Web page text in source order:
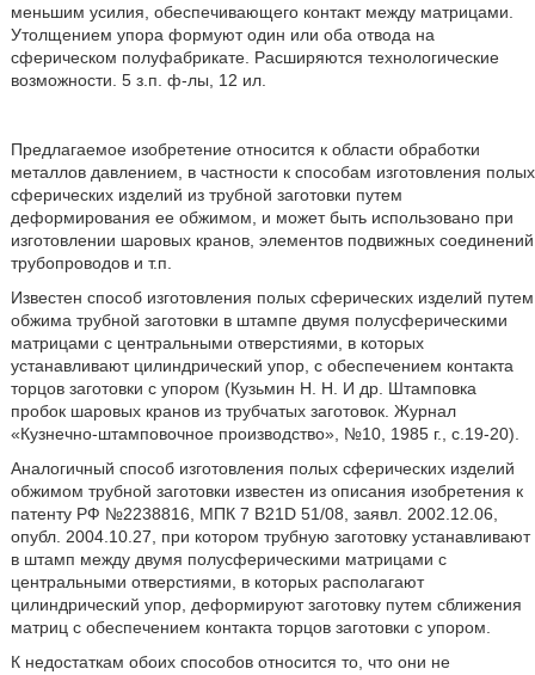
меньшим усилия, обеспечивающего контакт между матрицами.
Утолщением упора формуют один или оба отвода на
сферическом полуфабрикате. Расширяются технологические
возможности. 5 з.п. ф-лы, 12 ил.
Предлагаемое изобретение относится к области обработки
металлов давлением, в частности к способам изготовления полых
сферических изделий из трубной заготовки путем
деформирования ее обжимом, и может быть использовано при
изготовлении шаровых кранов, элементов подвижных соединений
трубопроводов и т.п.
Известен способ изготовления полых сферических изделий путем
обжима трубной заготовки в штампе двумя полусферическими
матрицами с центральными отверстиями, в которых
устанавливают цилиндрический упор, с обеспечением контакта
торцов заготовки с упором (Кузьмин Н. Н. И др. Штамповка
пробок шаровых кранов из трубчатых заготовок. Журнал
«Кузнечно-штамповочное производство», №10, 1985 г., с.19-20).
Аналогичный способ изготовления полых сферических изделий
обжимом трубной заготовки известен из описания изобретения к
патенту РФ №2238816, МПК 7 B21D 51/08, заявл. 2002.12.06,
опубл. 2004.10.27, при котором трубную заготовку устанавливают
в штамп между двумя полусферическими матрицами с
центральными отверстиями, в которых располагают
цилиндрический упор, деформируют заготовку путем сближения
матриц с обеспечением контакта торцов заготовки с упором.
К недостаткам обоих способов относится то, что они не